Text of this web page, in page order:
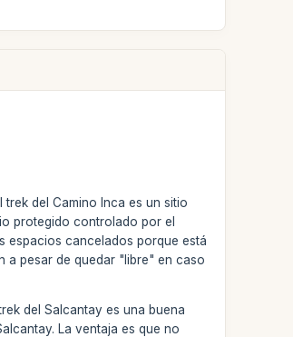
del Camino Inca es un sitio
protegido controlado por el
espacios cancelados porque está
a pesar de quedar "libre" en caso
del Salcantay es una buena
La ventaja es que no